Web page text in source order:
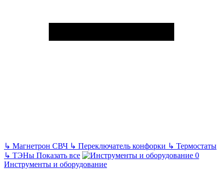
↳ Магнетрон СВЧ ↳ Переключатель конфорки ↳ Термостаты
↳ ТЭНы Показать все
Инструменты и оборудование